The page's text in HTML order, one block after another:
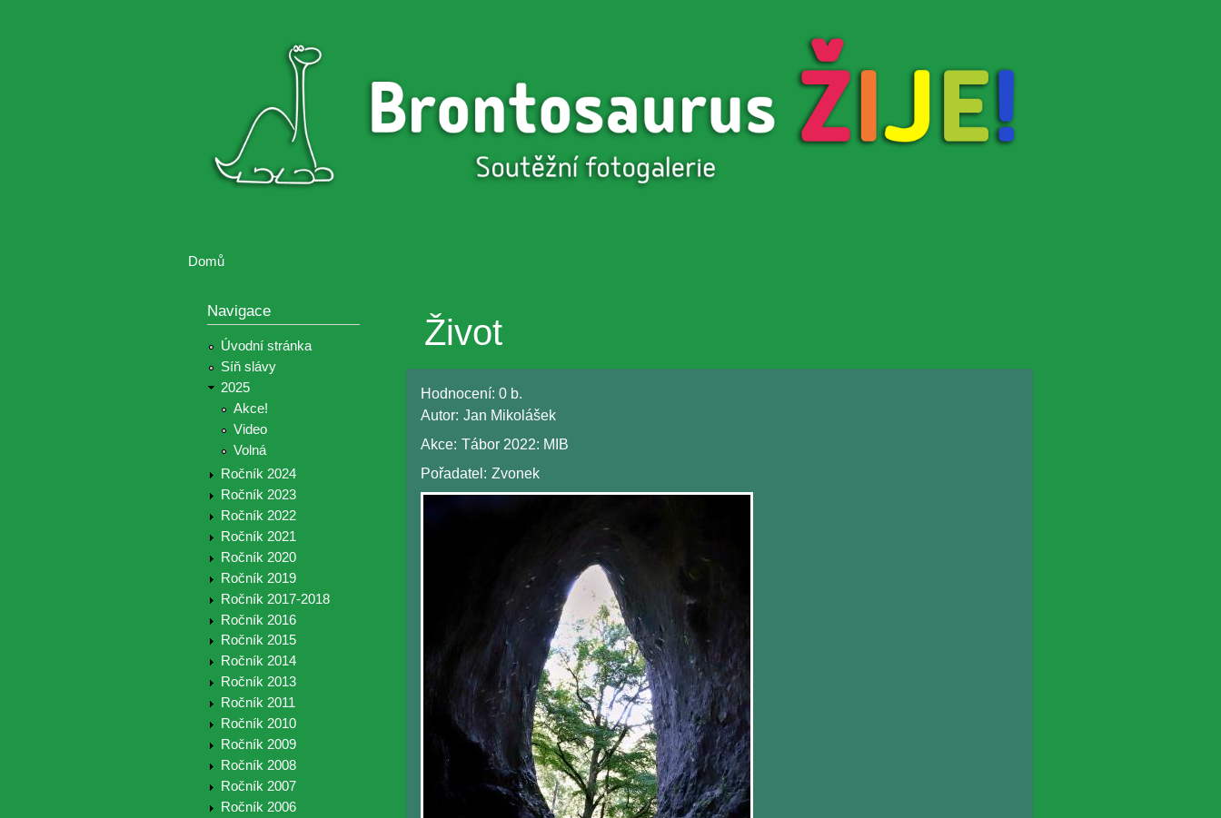
Brontosaurus
Brontosaurus
Domů
Navigace
Úvodní stránka
Síň slávy
2025
Akce!
Video
Volná
Ročník 2024
Ročník 2023
Ročník 2022
Ročník 2021
Ročník 2020
Ročník 2019
Ročník 2017-2018
Ročník 2016
Ročník 2015
Ročník 2014
Ročník 2013
Ročník 2011
Ročník 2010
Ročník 2009
Ročník 2008
Ročník 2007
Ročník 2006
Život
Hodnocení: 0 b.
Autor: Jan Mikolášek
Akce: Tábor 2022: MIB
Pořadatel: Zvonek